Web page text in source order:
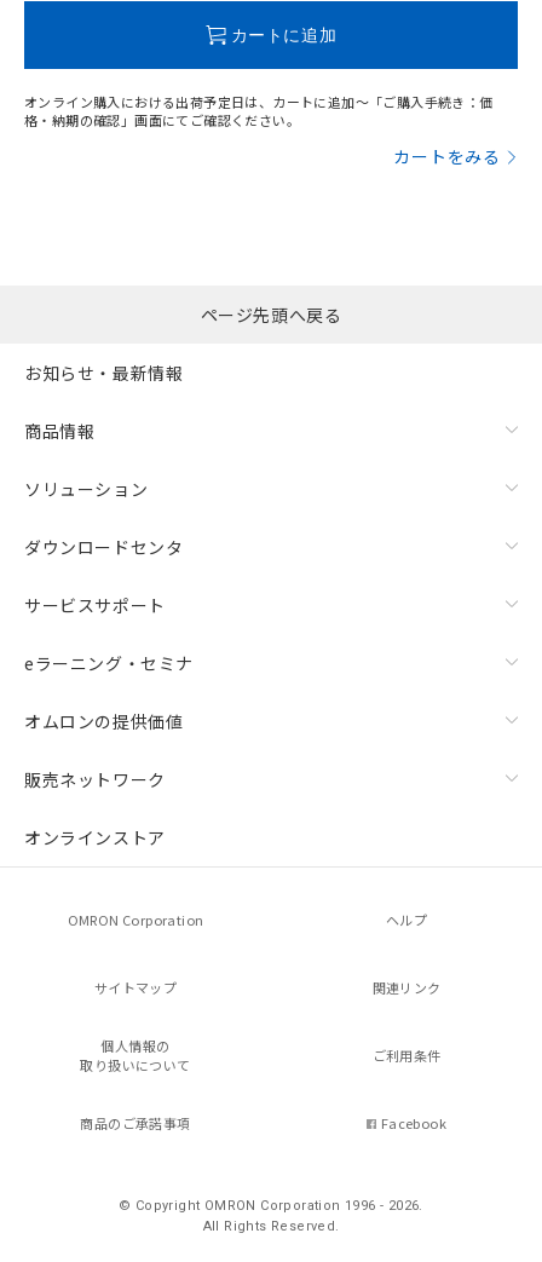
カートに追加
オンライン購入における出荷予定日は、カートに追加～「ご購入手続き：価
格・納期の確認」画面にてご確認ください。
カートをみる
ページ先頭へ戻る
お知らせ・最新情報
商品情報
ソリューション
ダウンロードセンタ
サービスサポート
eラーニング・セミナ
オムロンの提供価値
販売ネットワーク
オンラインストア
OMRON Corporation ヘルプ
サイトマップ 関連リンク
個人情報の
取り扱いについて
ご利用条件
商品のご承諾事項 Facebook
© Copyright OMRON Corporation 1996 - 2026.
All Rights Reserved.